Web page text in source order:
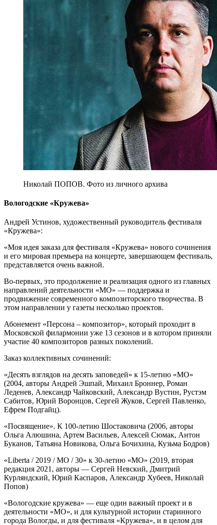
Николай ПОПОВ. Фото из личного архива
Вологодские «Кружева»
Андрей Устинов, художественный руководитель фестиваля
«Кружева»:
«Моя идея заказа для фестиваля «Кружева» нового сочинения
и его мировая премьера на концерте, завершающем фестиваль,
представляется очень важной.
Во-первых, это продолжение и реализация одного из главных
направлений деятельности «МО» — поддержка и
продвижение современного композиторского творчества. В
этом направлении у газеты несколько проектов.
Абонемент «Персона – композитор», который проходит в
Московской филармонии уже 13 сезонов и в котором приняли
участие 40 композиторов разных поколений.
Заказ коллективных сочинений:
«Десять взглядов на десять заповедей» к 15-летию «МО»
(2004, авторы Андрей Эшпай, Михаил Броннер, Роман
Леденев, Александр Чайковский, Александр Вустин, Рустэм
Сабитов, Юрий Воронцов, Сергей Жуков, Сергей Павленко,
Ефрем Подгайц).
«Посвящение». К 100-летию Шостаковича (2006, авторы
Ольга Алюшина, Артем Васильев, Алексей Сюмак, Антон
Буканов, Татьяна Новикова, Ольга Бочихина, Кузьма Бодров)
«Liberta / 2019 / MO / 30» к 30-летию «МО» (2019, вторая
редакция 2021, авторы — Сергей Невский, Дмитрий
Курляндский, Юрий Каспаров, Александр Хубеев, Николай
Попов)
«Вологодские кружева» — еще один важный проект и в
деятельности «МО», и для культурной истории старинного
города Вологды, и для фестиваля «Кружева», и в целом для